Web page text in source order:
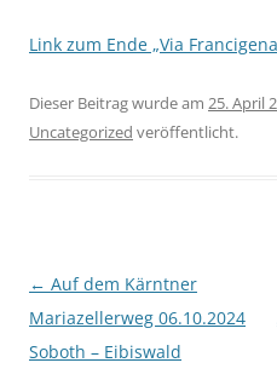
Link zum Ende „Via
Dieser Beitrag wurde am 25. April
Uncategorized veröffentlicht.
Beitragsnavigation
← Auf dem Kärntner
Mariazellerweg 06.10.2024
Soboth – Eibiswald